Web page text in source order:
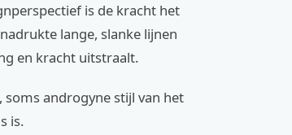
is de kracht het
lange, slanke lijnen
en kracht uitstraalt.
androgyne stijl van het
is.